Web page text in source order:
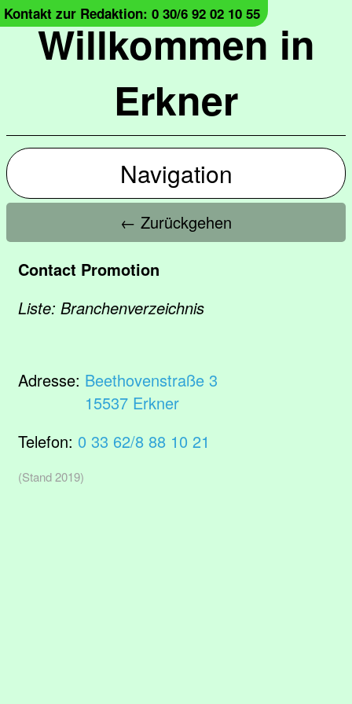
Willkommen in
Erkner
Kontakt zur Redaktion: 0 30/6 92 02 10 55
Navigation
← Zurückgehen
Contact Promotion
Liste: Branchenverzeichnis
Adresse: Beethovenstraße 3
15537 Erkner
Telefon: 0 33 62/8 88 10 21
(Stand 2019)